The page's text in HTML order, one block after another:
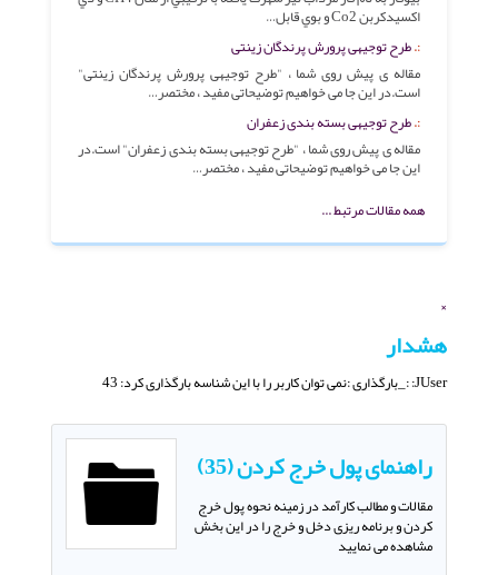
اكسیدكربن Co2 و بوي قابل…
طرح توجیهی پرورش پرندگان زینتی
مقاله ی پیش روی شما ، "طرح توجیهی پرورش پرندگان زینتی"
است.در این جا می خواهیم توضیحاتی مفید ، مختصر…
طرح توجیهی بسته بندی زعفران
مقاله ی پیش روی شما ، "طرح توجیهی بسته بندی زعفران" است.در
این جا می خواهیم توضیحاتی مفید ، مختصر…
همه مقالات مرتبط ...
×
هشدار
JUser: :_بارگذاری :نمی توان کاربر را با این شناسه بارگذاری کرد: 43
راهنمای پول خرج کردن (35)
مقالات و مطالب کارآمد در زمینه نحوه پول خرج
کردن و برنامه ریزی دخل و خرج را در این بخش
مشاهده می نمایید